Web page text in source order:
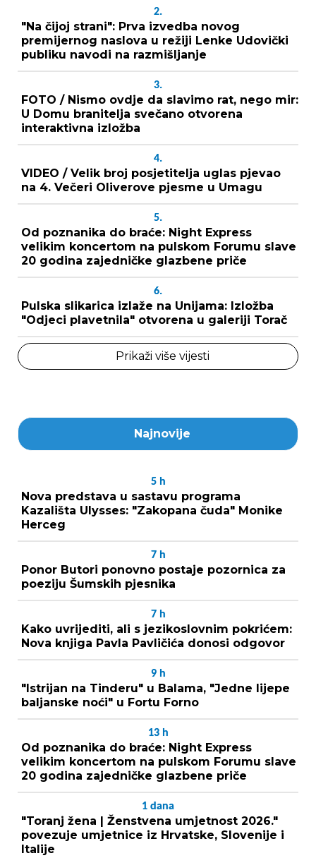
2.
"Na čijoj strani": Prva izvedba novog
premijernog naslova u režiji Lenke Udovički
publiku navodi na razmišljanje
3.
FOTO / Nismo ovdje da slavimo rat, nego mir:
U Domu branitelja svečano otvorena
interaktivna izložba
4.
VIDEO / Velik broj posjetitelja uglas pjevao
na 4. Večeri Oliverove pjesme u Umagu
5.
Od poznanika do braće: Night Express
velikim koncertom na pulskom Forumu slave
20 godina zajedničke glazbene priče
6.
Pulska slikarica izlaže na Unijama: Izložba
"Odjeci plavetnila" otvorena u galeriji Torač
Prikaži više vijesti
Najnovije
5 h
Nova predstava u sastavu programa
Kazališta Ulysses: "Zakopana čuda" Monike
Herceg
7 h
Ponor Butori ponovno postaje pozornica za
poeziju Šumskih pjesnika
7 h
Kako uvrijediti, ali s jezikoslovnim pokrićem:
Nova knjiga Pavla Pavličića donosi odgovor
9 h
"Istrijan na Tinderu" u Balama, "Jedne lijepe
baljanske noći" u Fortu Forno
13 h
Od poznanika do braće: Night Express
velikim koncertom na pulskom Forumu slave
20 godina zajedničke glazbene priče
1 dana
"Toranj žena | Ženstvena umjetnost 2026."
povezuje umjetnice iz Hrvatske, Slovenije i
Italije